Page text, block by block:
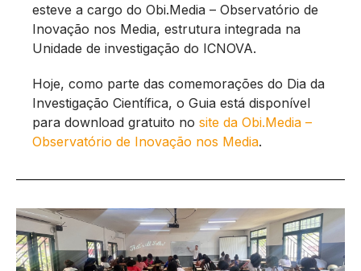
esteve a cargo do Obi.Media – Observatório de
Inovação nos Media, estrutura integrada na
Unidade de investigação do ICNOVA.
Hoje, como parte das comemorações do Dia da
Investigação Científica, o Guia está disponível
para download gratuito no site da Obi.Media –
Observatório de Inovação nos Media.